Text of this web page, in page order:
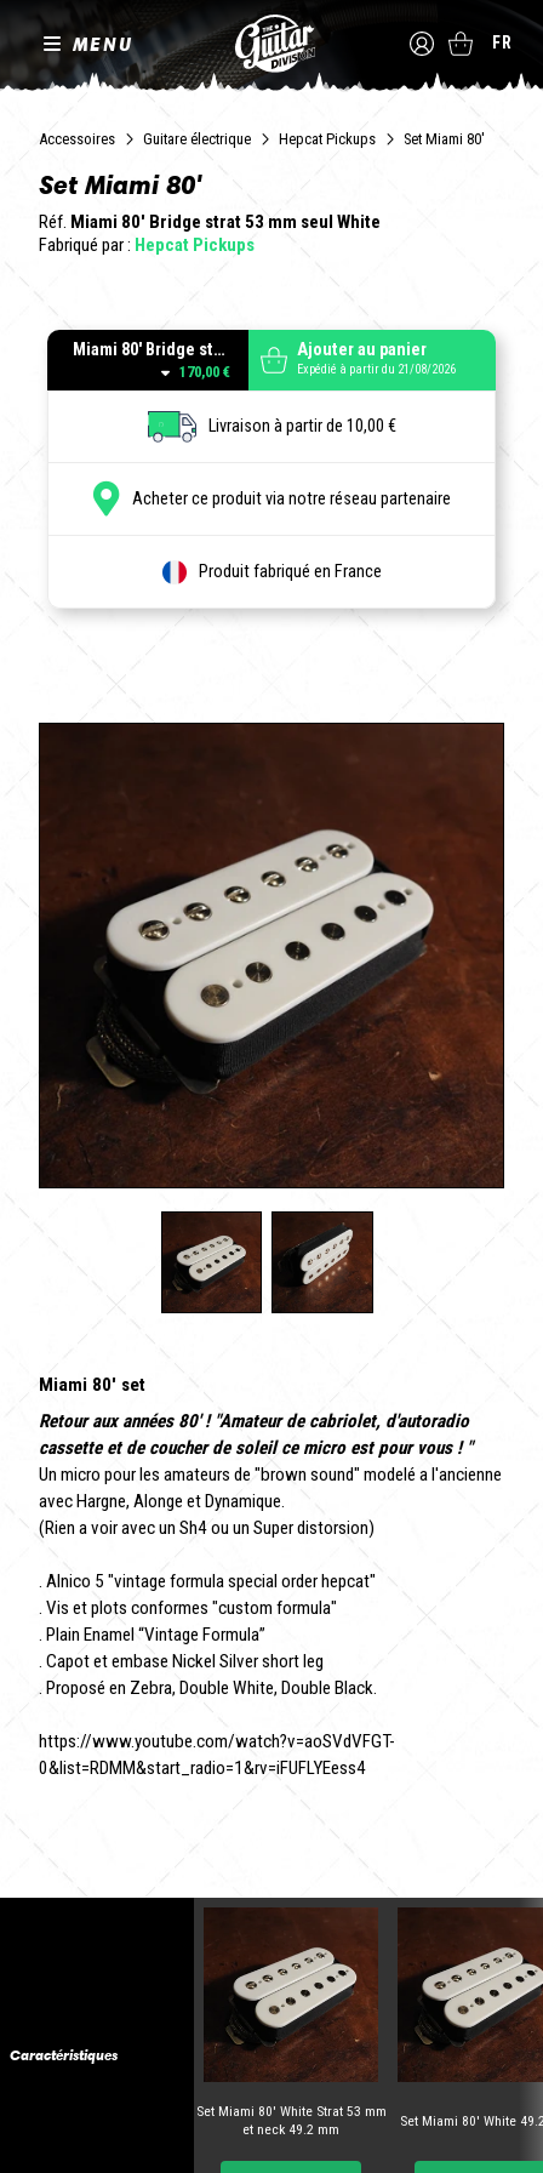
MENU FR
Accessoires Guitare électrique Hepcat Pickups Set Miami 80'
Set Miami 80'
Réf. Miami 80' Bridge strat 53 mm seul White
Fabriqué par : Hepcat Pickups
Miami 80' Bridge strat 53 mm seul White
170,00 €
Ajouter au panier
Expédié à partir du 21/08/2026
Livraison à partir de 10,00 €
Acheter ce produit via notre réseau partenaire
Produit fabriqué en France
Miami 80' set
Retour aux années 80' ! "Amateur de cabriolet, d'autoradio
cassette et de coucher de soleil ce micro est pour vous ! "
Un micro pour les amateurs de "brown sound" modelé a l'ancienne
avec Hargne, Alonge et Dynamique.
(Rien a voir avec un Sh4 ou un Super distorsion)
. Alnico 5 "vintage formula special order hepcat"
. Vis et plots conformes "custom formula"
. Plain Enamel “Vintage Formula”
. Capot et embase Nickel Silver short leg
. Proposé en Zebra, Double White, Double Black.
https://www.youtube.com/watch?v=aoSVdVFGT-
0&list=RDMM&start_radio=1&rv=iFUFLYEess4
Caractéristiques
Set Miami 80' White Strat 53 mm
et neck 49.2 mm
Set Miami 80' White